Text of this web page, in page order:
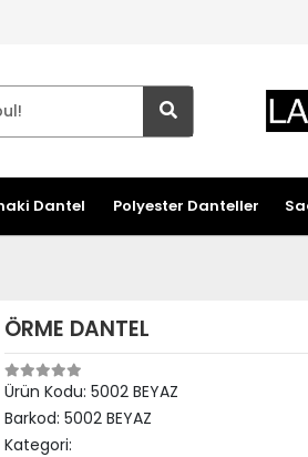
Dantel Polyester Danteller
ÖRME DANTEL
Ürün Kodu: 5002 BEYAZ
Barkod: 5002 BEYAZ
Kategori: